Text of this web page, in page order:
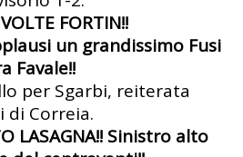
FORTIN!!
un grandissimo Fusi
Favale!!
per Sgarbi, reiterata
Correia.
LASAGNA!! Sinistro alto